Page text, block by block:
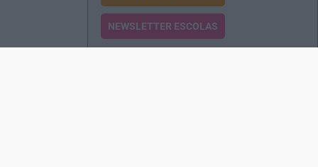
NEWSLETTER ESCOLAS